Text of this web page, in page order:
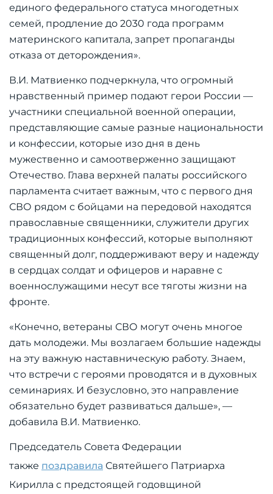
единого федерального статуса многодетных
семей, продление до 2030 года программ
материнского капитала, запрет пропаганды
отказа от деторождения».
В.И. Матвиенко подчеркнула, что огромный
нравственный пример подают герои России —
участники специальной военной операции,
представляющие самые разные национальности
и конфессии, которые изо дня в день
мужественно и самоотверженно защищают
Отечество. Глава верхней палаты российского
парламента считает важным, что с первого дня
СВО рядом с бойцами на передовой находятся
православные священники, служители других
традиционных конфессий, которые выполняют
священный долг, поддерживают веру и надежду
в сердцах солдат и офицеров и наравне с
военнослужащими несут все тяготы жизни на
фронте.
«Конечно, ветераны СВО могут очень многое
дать молодежи. Мы возлагаем большие надежды
на эту важную наставническую работу. Знаем,
что встречи с героями проводятся и в духовных
семинариях. И безусловно, это направление
обязательно будет развиваться дальше», —
добавила В.И. Матвиенко.
Председатель Совета Федерации
также поздравила Святейшего Патриарха
Кирилла с предстоящей годовщиной